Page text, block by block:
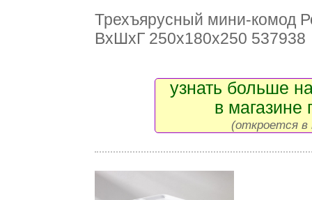
Трехъярусный мини-комод
ВxШxГ 250x180x250 537938
узнать больше
в магазине
(откроется в